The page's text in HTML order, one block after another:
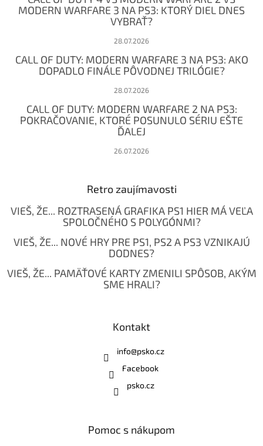
MODERN WARFARE 3 NA PS3: KTORÝ DIEL DNES
VYBRAŤ?
28.07.2026
CALL OF DUTY: MODERN WARFARE 3 NA PS3: AKO
DOPADLO FINÁLE PÔVODNEJ TRILÓGIE?
28.07.2026
CALL OF DUTY: MODERN WARFARE 2 NA PS3:
POKRAČOVANIE, KTORÉ POSUNULO SÉRIU EŠTE
ĎALEJ
26.07.2026
Retro zaujímavosti
VIEŠ, ŽE... ROZTRASENÁ GRAFIKA PS1 HIER MÁ VEĽA
SPOLOČNÉHO S POLYGÓNMI?
VIEŠ, ŽE... NOVÉ HRY PRE PS1, PS2 A PS3 VZNIKAJÚ
DODNES?
VIEŠ, ŽE... PAMÄŤOVÉ KARTY ZMENILI SPÔSOB, AKÝM
SME HRALI?
Kontakt
info@psko.cz
Facebook
psko.cz
Pomoc s nákupom